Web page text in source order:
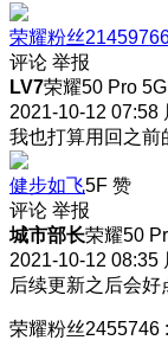
荣耀粉丝
评论 举报
LV7荣耀50 Pro 5G
2021-10-12 07:58
我也打算用回之前
健步如飞5F 赞
评论 举报
城市部长荣耀50
2021-10-12 08:35
后续更新之后会好
荣耀粉丝2455746 :